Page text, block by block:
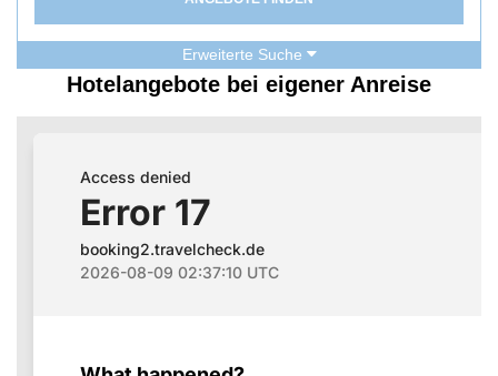
Erweiterte Suche
Hotelangebote bei eigener Anreise